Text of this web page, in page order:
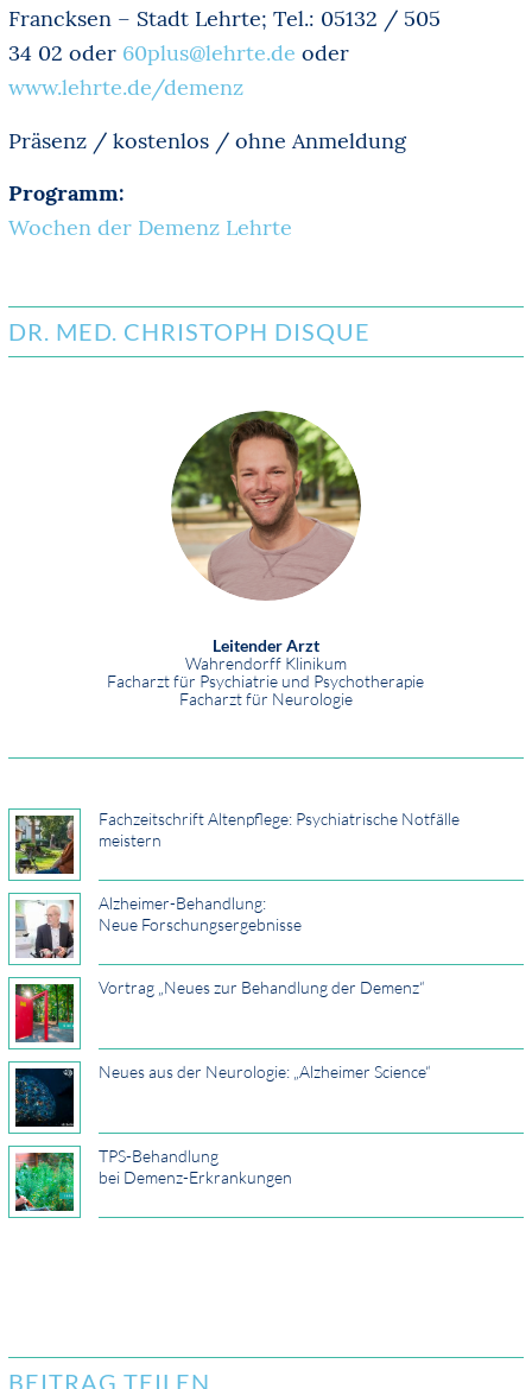
Francksen – Stadt Lehrte; Tel.: 05132 / 505
34 02 oder 60plus@lehrte.de oder
www.lehrte.de/demenz
Präsenz / kostenlos / ohne Anmeldung
Programm:
Wochen der Demenz Lehrte
DR. MED. CHRISTOPH DISQUE
Leitender Arzt
Wahrendorff Klinikum
Facharzt für Psychiatrie und Psychotherapie
Facharzt für Neurologie
Fachzeitschrift Altenpflege: Psychiatrische Notfälle
meistern
Alzheimer-Behandlung:
Neue Forschungsergebnisse
Vortrag „Neues zur Behandlung der Demenz“
Neues aus der Neurologie: „Alzheimer Science“
TPS-Behandlung
bei Demenz-Erkrankungen
BEITRAG TEILEN